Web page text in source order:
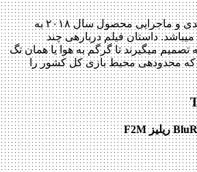
گرگم به هوا ، فیلمی کمدی و ماجرایی محصول سال ۲۰۱۸ به
کارگردانی جف تامسیک می‎باشد. داستان فیلم درباره‎ی چند
همکلاسی سابق است که تصمیم می‎گیرند تا گرگم به هوا یا همان تگ
بازی کنند ، با این تفاوت که محدوده‎ی محیط بازی کل کشور را